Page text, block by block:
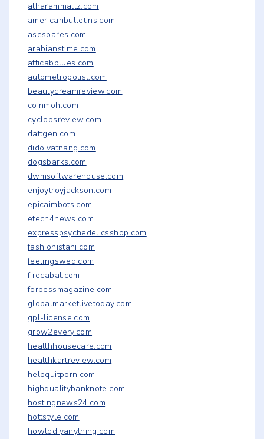
alharammallz.com
americanbulletins.com
asespares.com
arabianstime.com
atticabblues.com
autometropolist.com
beautycreamreview.com
coinmoh.com
cyclopsreview.com
dattgen.com
didoivatnang.com
dogsbarks.com
dwmsoftwarehouse.com
enjoytroyjackson.com
epicaimbots.com
etech4news.com
expresspsychedelicsshop.com
fashionistani.com
feelingswed.com
firecabal.com
forbessmagazine.com
globalmarketlivetoday.com
gpl-license.com
grow2every.com
healthhousecare.com
healthkartreview.com
helpquitporn.com
highqualitybanknote.com
hostingnews24.com
hottstyle.com
howtodiyanything.com